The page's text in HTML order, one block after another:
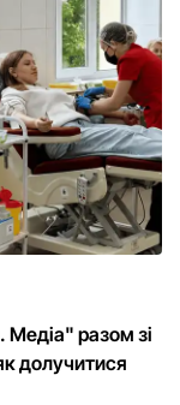
разом зі
долучитися